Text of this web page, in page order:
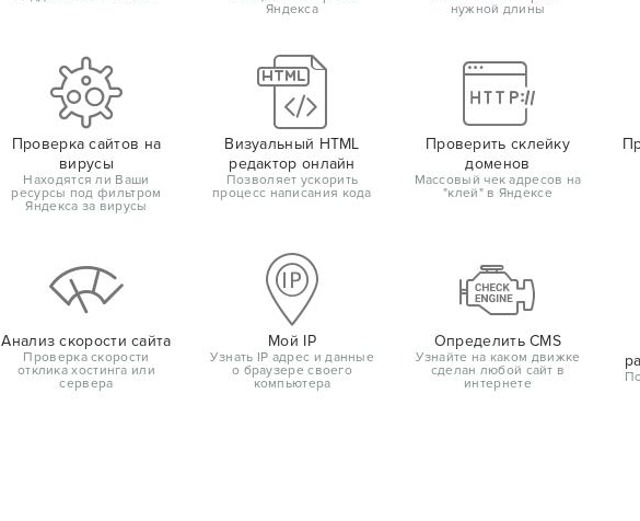
Яндекса
нужной длины
Проверка сайтов на
вирусы
Находятся ли Ваши
ресурсы под фильтром
Яндекса за вирусы
Визуальный HTML
редактор онлайн
Позволяет ускорить
процесс написания кода
Проверить склейку
доменов
Массовый чек адресов на
"клей" в Яндексе
Анализ скорости сайта
Проверка скорости
отклика хостинга или
сервера
Мой IP
Узнать IP адрес и данные
о браузере своего
компьютера
Определить CMS
Узнайте на каком движке
сделан любой сайт в
интернете